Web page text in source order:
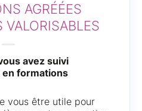
AGRÉÉES
avez suivi
formations
vous être utile pour